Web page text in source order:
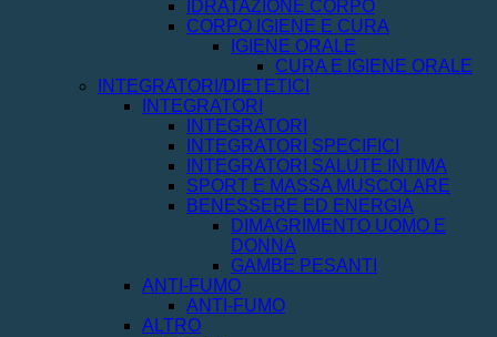
IDRATAZIONE CORPO
CORPO IGIENE E CURA
IGIENE ORALE
CURA E IGIENE ORALE
INTEGRATORI/DIETETICI
INTEGRATORI
INTEGRATORI
INTEGRATORI SPECIFICI
INTEGRATORI SALUTE INTIMA
SPORT E MASSA MUSCOLARE
BENESSERE ED ENERGIA
DIMAGRIMENTO UOMO E
DONNA
GAMBE PESANTI
ANTI-FUMO
ANTI-FUMO
ALTRO